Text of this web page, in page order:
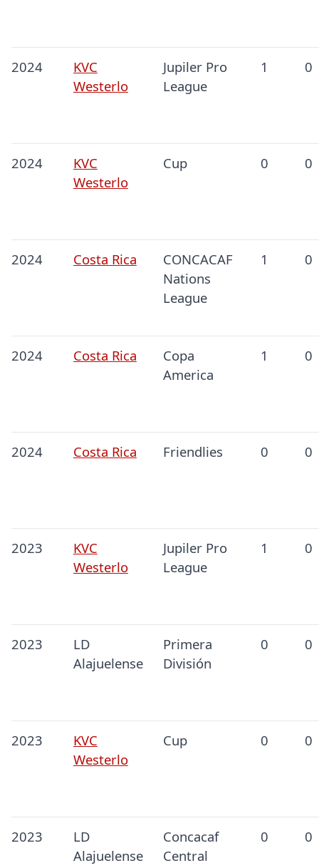
2024
KVC
Westerlo
Jupiler Pro
League
1 0
2024
KVC
Westerlo
Cup 0 0
2024 Costa Rica
CONCACAF
Nations
League
1 0
2024 Costa Rica
Copa
America
1 0
2024 Costa Rica Friendlies 0 0
2023
KVC
Westerlo
Jupiler Pro
League
1 0
2023
LD
Alajuelense
Primera
División
0 0
2023
KVC
Westerlo
Cup 0 0
2023
LD
Alajuelense
Concacaf
Central
0 0